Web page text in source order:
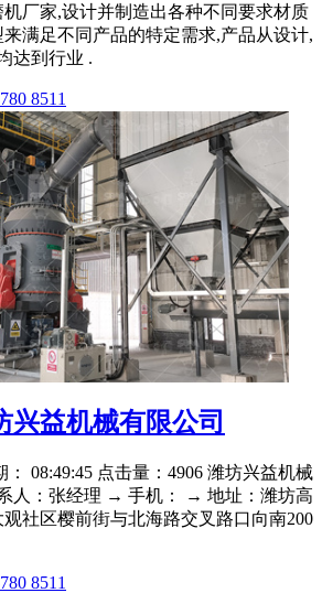
厂家,设计并制造出各种不同要求材质
满足不同产品的特定需求,产品从设计,
达到行业 .
8511
兴益机械有限公司
08:49:45 点击量：4906 潍坊兴益机械
人：张经理 → 手机： → 地址：潍坊高
社区樱前街与北海路交叉路口向南200
8511